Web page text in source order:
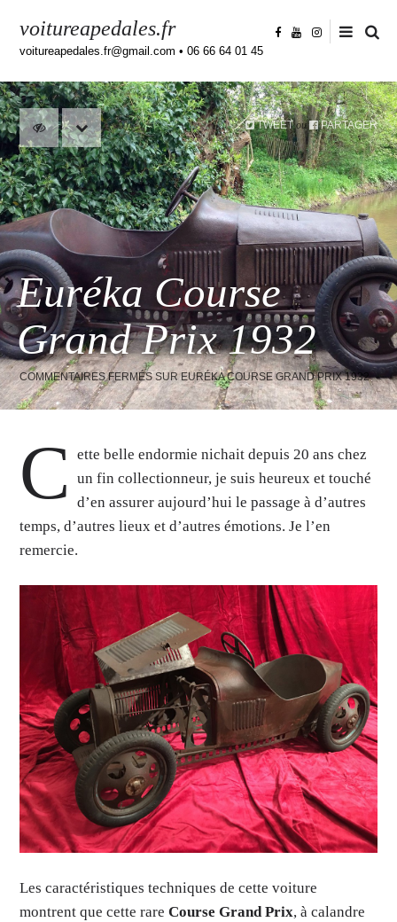
voitureapedales.fr
voitureapedales.fr@gmail.com • 06 66 64 01 45
Euréka Course
Grand Prix 1932
COMMENTAIRES FERMÉSSUR EURÉKA COURSE GRAND PRIX 1932
TWEET ou PARTAGER
C
ette belle endormie nichait depuis 20 ans chez
un fin collectionneur, je suis heureux et touché
d’en assurer aujourd’hui le passage à d’autres
temps, d’autres lieux et d’autres émotions. Je l’en
remercie.
Les caractéristiques techniques de cette voiture
montrent que cette rareCourse Grand Prix, à calandre